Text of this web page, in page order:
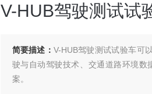
V-HUB驾驶测试试
简要描述： V-HUB驾驶测试试验车可
驶与自动驾驶技术、交通道路环境
案。